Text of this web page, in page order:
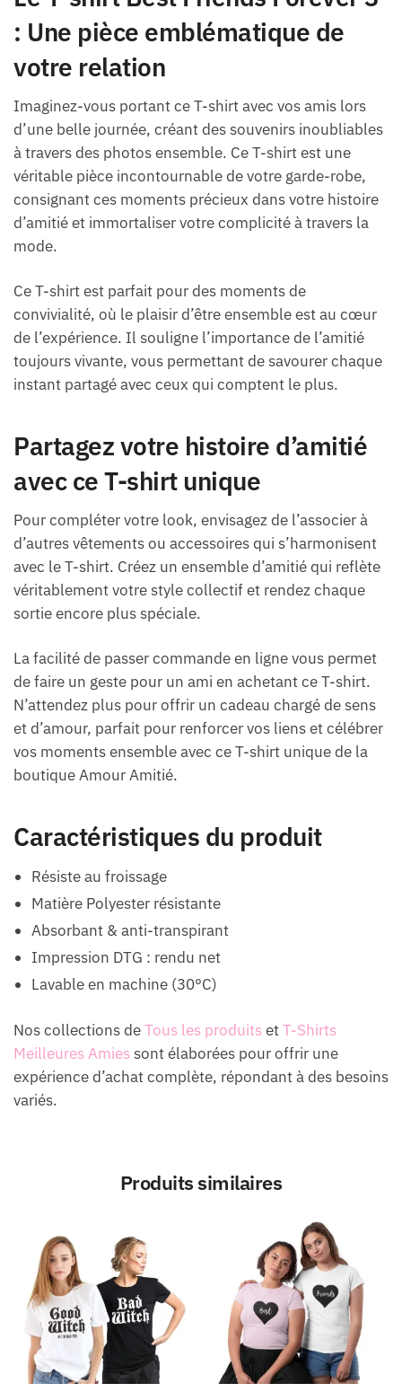
: Une pièce emblématique de
votre relation
Imaginez-vous portant ce T-shirt avec vos amis lors
d’une belle journée, créant des souvenirs inoubliables
à travers des photos ensemble. Ce T-shirt est une
véritable pièce incontournable de votre garde-robe,
consignant ces moments précieux dans votre histoire
d’amitié et immortaliser votre complicité à travers la
mode.
Ce T-shirt est parfait pour des moments de
convivialité, où le plaisir d’être ensemble est au cœur
de l’expérience. Il souligne l’importance de l’amitié
toujours vivante, vous permettant de savourer chaque
instant partagé avec ceux qui comptent le plus.
Partagez votre histoire d’amitié
avec ce T-shirt unique
Pour compléter votre look, envisagez de l’associer à
d’autres vêtements ou accessoires qui s’harmonisent
avec le T-shirt. Créez un ensemble d’amitié qui reflète
véritablement votre style collectif et rendez chaque
sortie encore plus spéciale.
La facilité de passer commande en ligne vous permet
de faire un geste pour un ami en achetant ce T-shirt.
N’attendez plus pour offrir un cadeau chargé de sens
et d’amour, parfait pour renforcer vos liens et célébrer
vos moments ensemble avec ce T-shirt unique de la
boutique Amour Amitié.
Caractéristiques du produit
Résiste au froissage
Matière Polyester résistante
Absorbant & anti-transpirant
Impression DTG : rendu net
Lavable en machine (30°C)
Nos collections deTous les produitsetT-Shirts
Meilleures Amiessont élaborées pour offrir une
expérience d’achat complète, répondant à des besoins
variés.
Produits similaires